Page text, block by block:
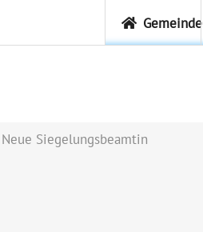
Gemeinde
Neue Siegelungsbeamtin